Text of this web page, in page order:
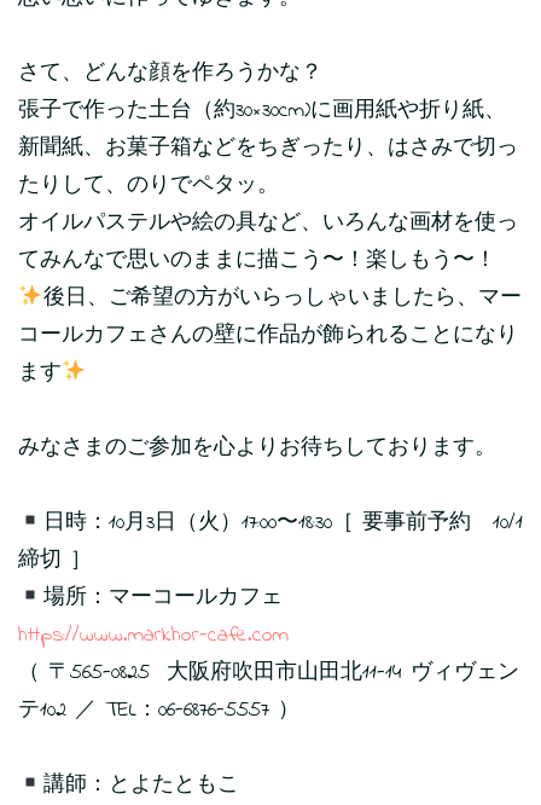
さて、どんな顔を作ろうかな？
張子で作った土台（約30×30cm)に画用紙や折り紙、
新聞紙、お菓子箱などをちぎったり、はさみで切っ
たりして、のりでペタッ。
オイルパステルや絵の具など、いろんな画材を使っ
てみんなで思いのままに描こう〜！楽しもう〜！
後日、ご希望の方がいらっしゃいましたら、マー
コールカフェさんの壁に作品が飾られることになり
ます
みなさまのご参加を心よりお待ちしております。
日時：10月3日（火）17:00〜18:30［ 要事前予約 10/1
締切 ］
場所：マーコールカフェ
https://www.markhor-cafe.com
（ 〒565-0825 大阪府吹田市山田北11-14 ヴィヴェン
テ102 ／ TEL：06-6876-5557 ）
講師：とよたともこ